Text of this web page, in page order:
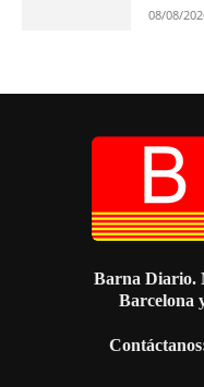
08/08/
Barna Diario.
Barcelona